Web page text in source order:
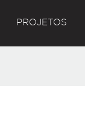
PROJETOS